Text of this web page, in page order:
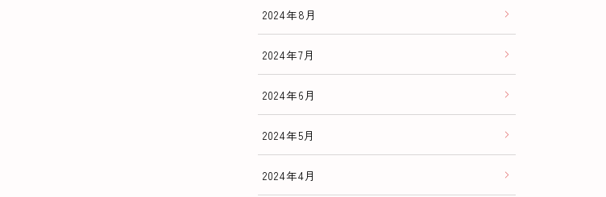
2024年8月
2024年7月
2024年6月
2024年5月
2024年4月